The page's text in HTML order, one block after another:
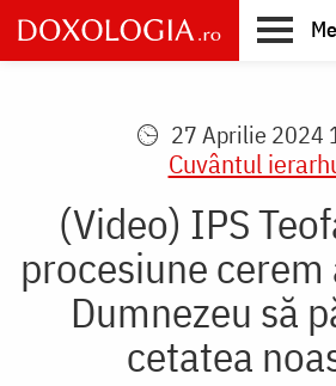
Skip
to
main
27 Aprilie 2024
Cuvântul
(Video) IPS
procesiune
Dumnezeu să
cetatea